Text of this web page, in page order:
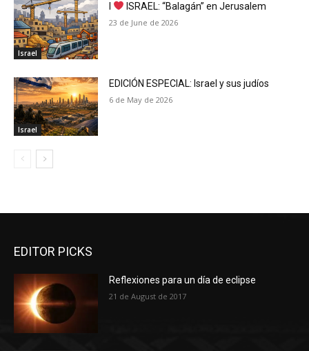
Israel
ISRAEL: “Balagán” en Jerusalem
23 de June de 2026
Israel
EDICIÓN ESPECIAL: Israel y sus judíos
6 de May de 2026
EDITOR PICKS
Reflexiones para un día de eclipse
21 de August de 2017